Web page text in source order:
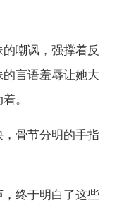
嘲讽，强撑着反
言语羞辱让她大
。
骨节分明的手指
终于明白了这些